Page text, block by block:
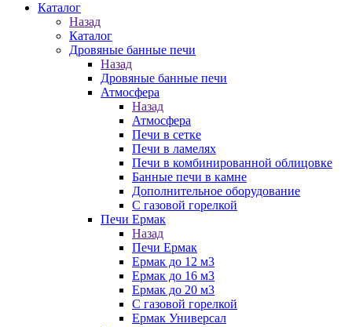
Каталог
Назад
Каталог
Дровяные банные печи
Назад
Дровяные банные печи
Атмосфера
Назад
Атмосфера
Печи в сетке
Печи в ламелях
Печи в комбинированной облицовке
Банные печи в камне
Дополнительное оборудование
С газовой горелкой
Печи Ермак
Назад
Печи Ермак
Ермак до 12 м3
Ермак до 16 м3
Ермак до 20 м3
С газовой горелкой
Ермак Универсал